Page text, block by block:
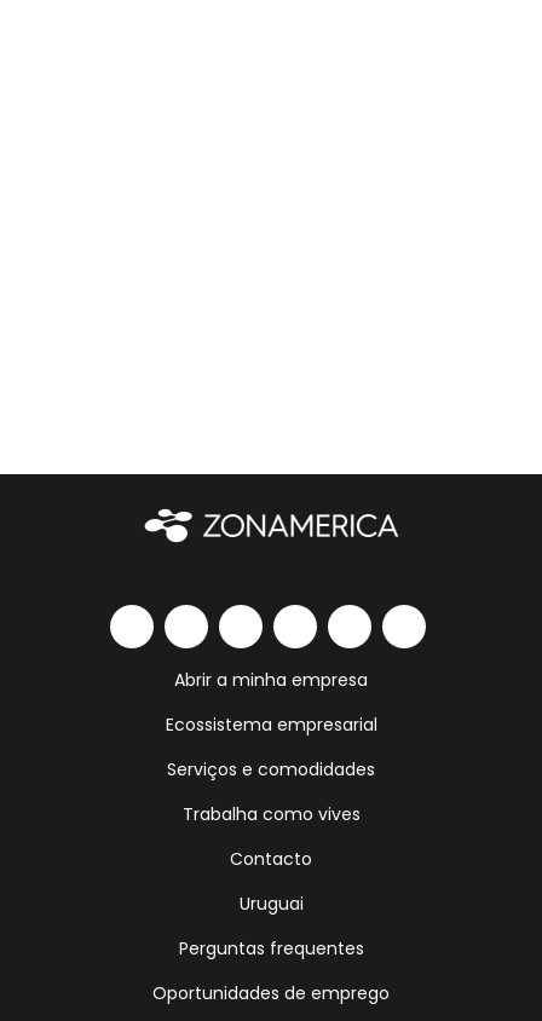
Abrir a minha empresa
Ecossistema empresarial
Serviços e comodidades
Trabalha como vives
Contacto
Uruguai
Perguntas frequentes
Oportunidades de emprego